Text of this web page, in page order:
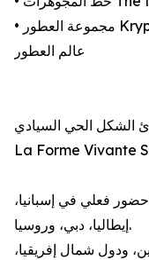
• مجموعة العطور Kryptos التي تقدّم مفهومًا غير مسبوق في
عالم العطور
الشكل الحي السيادي –
La Forme Vivante
حضور فعلي في إسبانيا،
إيطاليا، دبي، وروسيا.
ودول شمال إفريقيا،